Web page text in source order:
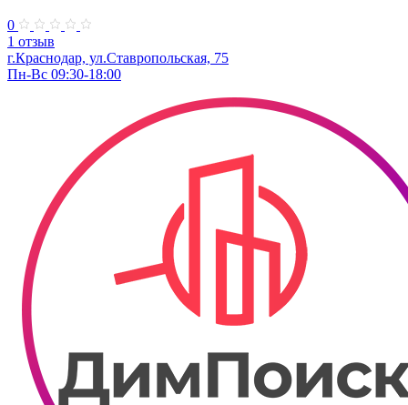
0
1 отзыв
г.Краснодар, ул.​Ставропольская, 75
Пн-Вс 09:30-18:00